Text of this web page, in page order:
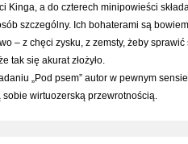
Kinga, a do czterech minipowieści
szczególny. Ich bohaterami są
– z chęci zysku, z zemsty, żeby
tak się akurat złożyło.
„Pod psem” autor w pewnym
sobie wirtuozerską przewrotnością.